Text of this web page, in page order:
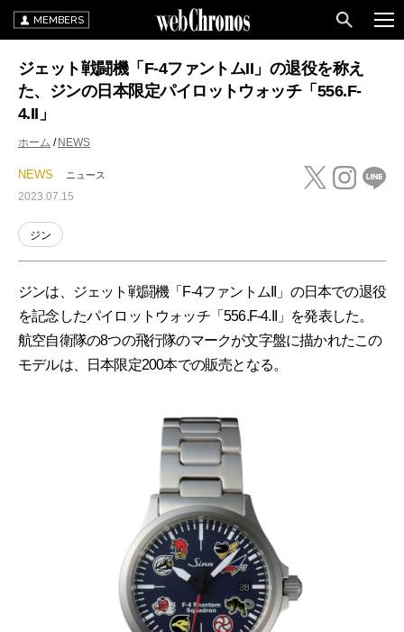
MEMBERS
ジェット戦闘機「F-4ファントムII」の退役を称え
た、ジンの日本限定パイロットウォッチ「556.F-
4.II」
ホーム NEWS
NEWS ニュース
2023.07.15
ジン
ジンは、ジェット戦闘機「F-4ファントムII」の日本での退役
を記念したパイロットウォッチ「556.F-4.II」を発表した。
航空自衛隊の8つの飛行隊のマークが文字盤に描かれたこの
モデルは、日本限定200本での販売となる。